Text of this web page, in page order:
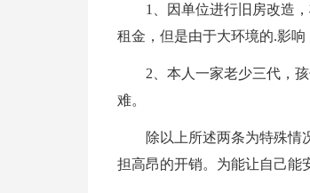
1、因单位进行旧房改造
租金，但是由于大环境的.影响
2、本人一家老少三代，
难。
除以上所述两条为特殊情
担高昂的开销。为能让自己能